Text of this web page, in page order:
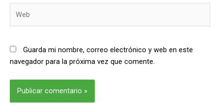
Guarda mi nombre, correo electrónico y web en este
navegador para la próxima vez que comente.